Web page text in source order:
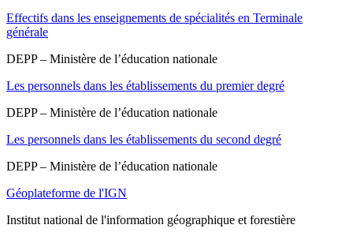
Effectifs dans les enseignements de spécialités en Terminale
générale
DEPP – Ministère de l’éducation nationale
Les personnels dans les établissements du premier degré
DEPP – Ministère de l’éducation nationale
Les personnels dans les établissements du second degré
DEPP – Ministère de l’éducation nationale
Géoplateforme de l'IGN
Institut national de l'information géographique et forestière